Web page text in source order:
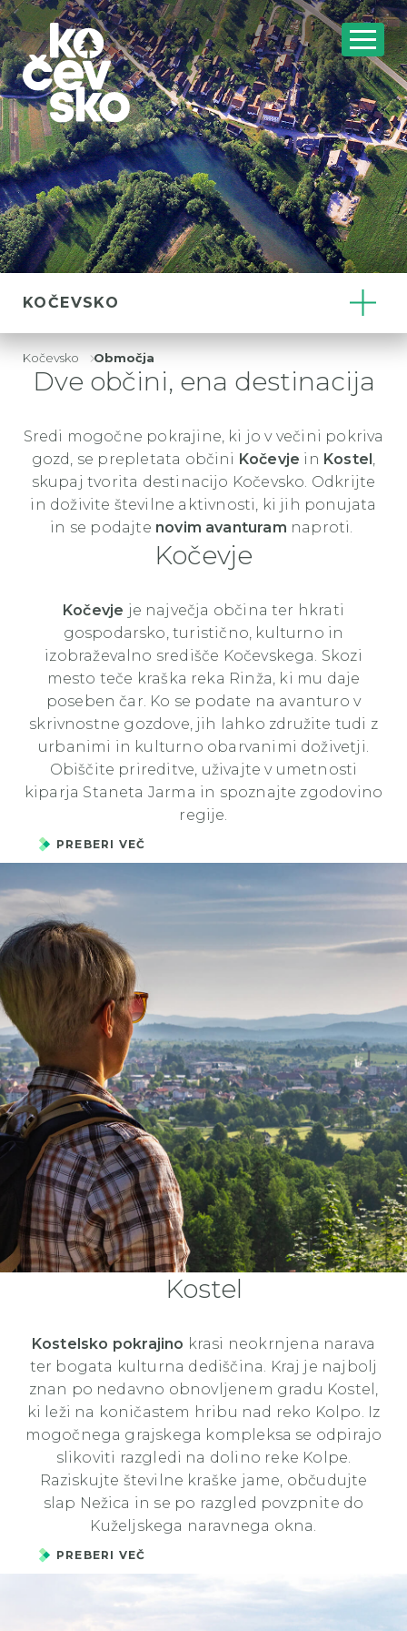
KOČEVSKO
Drobtinice
Kočevsko Območja
Dve občini, ena destinacija
Sredi mogočne pokrajine, ki jo v večini pokriva
gozd, se prepletata občini Kočevje in Kostel,
skupaj tvorita destinacijo Kočevsko. Odkrijte
in doživite številne aktivnosti, ki jih ponujata
in se podajte novim avanturam naproti.
Kočevje
Kočevje je največja občina ter hkrati
gospodarsko, turistično, kulturno in
izobraževalno središče Kočevskega. Skozi
mesto teče kraška reka Rinža, ki mu daje
poseben čar. Ko se podate na avanturo v
skrivnostne gozdove, jih lahko združite tudi z
urbanimi in kulturno obarvanimi doživetji.
Obiščite prireditve, uživajte v umetnosti
kiparja Staneta Jarma in spoznajte zgodovino
regije.
PREBERI VEČ
Kostel
Kostelsko pokrajino krasi neokrnjena narava
ter bogata kulturna dediščina. Kraj je najbolj
znan po nedavno obnovljenem gradu Kostel,
ki leži na koničastem hribu nad reko Kolpo. Iz
mogočnega grajskega kompleksa se odpirajo
slikoviti razgledi na dolino reke Kolpe.
Raziskujte številne kraške jame, občudujte
slap Nežica in se po razgled povzpnite do
Kuželjskega naravnega okna.
PREBERI VEČ